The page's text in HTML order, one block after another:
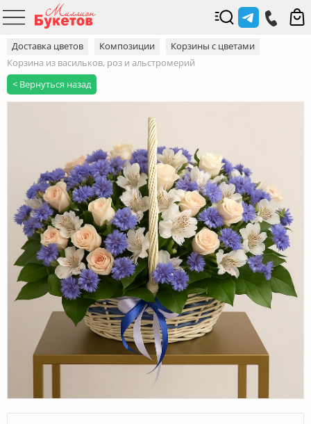
Доставка цветов Композиции
Корзины с цветами
Корзина из васильков, роз и альстромерий
< Вернуться назад